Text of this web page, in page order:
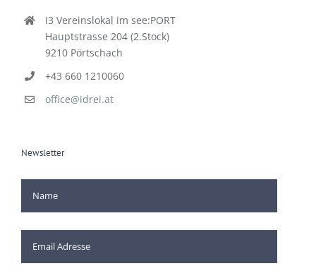
I3 Vereinslokal im see:PORT
Hauptstrasse 204 (2.Stock)
9210 Pörtschach
+43 660 1210060
office@idrei.at
Newsletter